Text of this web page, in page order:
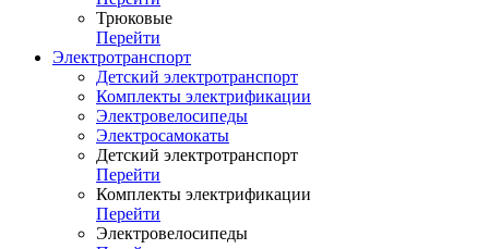
Трюковые
Перейти
Электротранспорт
Детский электротранспорт
Комплекты электрификации
Электровелосипеды
Электросамокаты
Детский электротранспорт
Перейти
Комплекты электрификации
Перейти
Электровелосипеды